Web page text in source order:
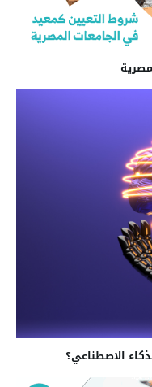
الاصطناعي؟